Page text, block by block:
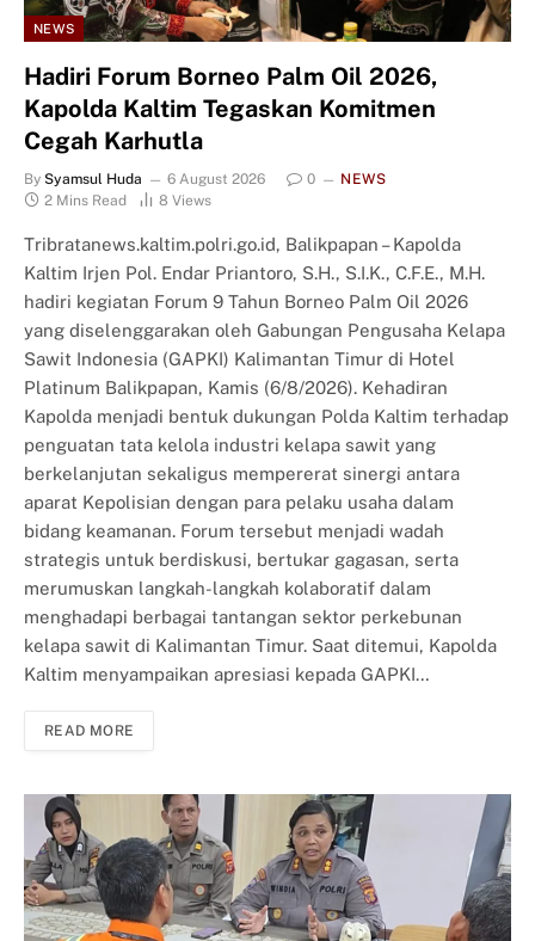
NEWS
Hadiri Forum Borneo Palm Oil 2026,
Kapolda Kaltim Tegaskan Komitmen
Cegah Karhutla
By Syamsul Huda 6 August 2026 0
NEWS
2 Mins Read
8 Views
Tribratanews.kaltim.polri.go.id, Balikpapan – Kapolda
Kaltim Irjen Pol. Endar Priantoro, S.H., S.I.K., C.F.E., M.H.
hadiri kegiatan Forum 9 Tahun Borneo Palm Oil 2026
yang diselenggarakan oleh Gabungan Pengusaha Kelapa
Sawit Indonesia (GAPKI) Kalimantan Timur di Hotel
Platinum Balikpapan, Kamis (6/8/2026). Kehadiran
Kapolda menjadi bentuk dukungan Polda Kaltim terhadap
penguatan tata kelola industri kelapa sawit yang
berkelanjutan sekaligus mempererat sinergi antara
aparat Kepolisian dengan para pelaku usaha dalam
bidang keamanan. Forum tersebut menjadi wadah
strategis untuk berdiskusi, bertukar gagasan, serta
merumuskan langkah-langkah kolaboratif dalam
menghadapi berbagai tantangan sektor perkebunan
kelapa sawit di Kalimantan Timur. Saat ditemui, Kapolda
Kaltim menyampaikan apresiasi kepada GAPKI…
READ MORE